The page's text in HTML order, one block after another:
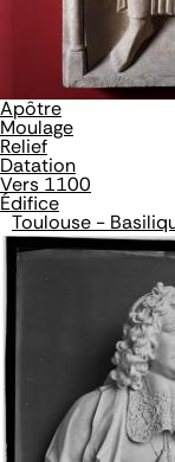
Apôtre
Moulage
Relief
Datation
Vers 1100
Édifice
Toulouse -